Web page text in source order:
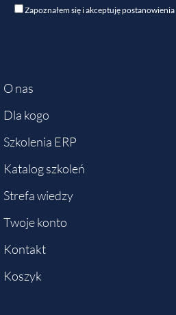
Zapoznałem się i akceptuję postanowienia
O nas
Dla kogo
Szkolenia ERP
Katalog szkoleń
Strefa wiedzy
Twoje konto
Kontakt
Koszyk